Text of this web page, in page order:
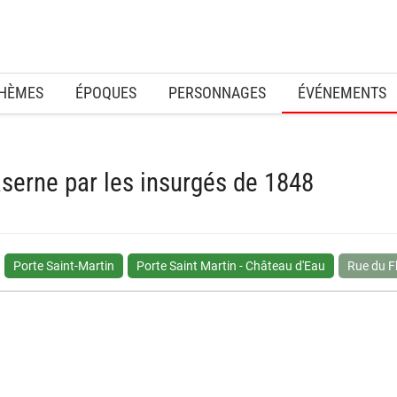
ÉPOQUES PERSONNAGES ÉVÉNEMENTS
par les insurgés de 1848
Porte Saint-Martin Porte Saint Martin - Château d'Eau Rue du